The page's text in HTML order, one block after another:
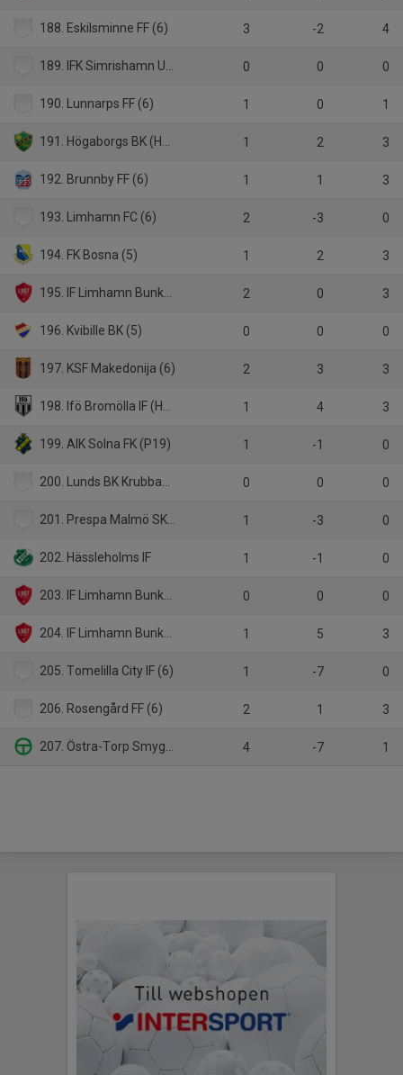
188. Eskilsminne FF (6) 3 -2 4
189. IFK Simrishamn United (5) 0 0 0
190. Lunnarps FF (6) 1 0 1
191. Högaborgs BK (HJ Div.2) 1 2 3
192. Brunnby FF (6) 1 1 3
193. Limhamn FC (6) 2 -3 0
194. FK Bosna (5) 1 2 3
195. IF Limhamn Bunkeflo (P19 Div.1) 2 0 3
196. Kvibille BK (5) 0 0 0
197. KSF Makedonija (6) 2 3 3
198. Ifö Bromölla IF (HJ Div.1) 1 4 3
199. AIK Solna FK (P19) 1 -1 0
200. Lunds BK Krubban (6) 0 0 0
201. Prespa Malmö SK (6) 1 -3 0
202. Hässleholms IF 1 -1 0
203. IF Limhamn Bunkeflo (div 3) 0 0 0
204. IF Limhamn Bunkeflo (P17 Div 1) 1 5 3
205. Tomelilla City IF (6) 1 -7 0
206. Rosengård FF (6) 2 1 3
207. Östra-Torp Smygehuk FF (5) 4 -7 1